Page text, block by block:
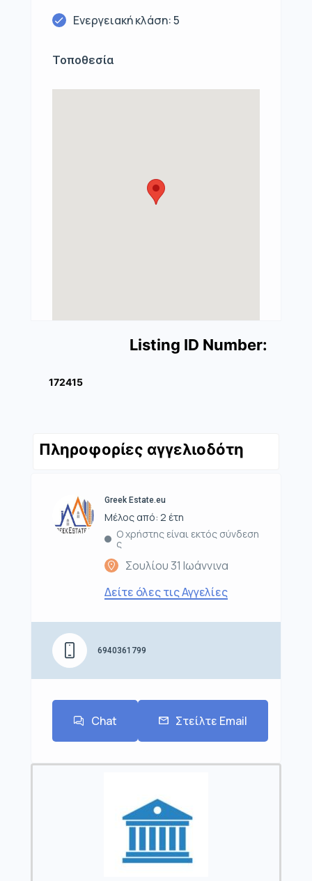
Ενεργειακή κλάση: 5
Τοποθεσία
Listing ID Number:
172415
Πληροφορίες αγγελιοδότη
Greek Estate.eu
Μέλος από: 2 έτη
Ο χρήστης είναι εκτός σύνδεση
ς
Σουλίου 31 Ιωάννινα
Δείτε όλες τις Αγγελίες
6940361799
Chat Στείλτε Email